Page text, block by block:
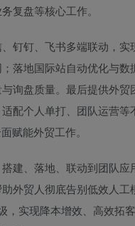
复盘等核心工作。
钉钉、飞书多端联动，实
落地国际站自动优化与数
询盘质量。最后提供外贸
配个人单打、团队运营等
赋能外贸工作。
建、落地、联动到团队应
外贸人彻底告别低效人工
，实现降本增效、高效拓